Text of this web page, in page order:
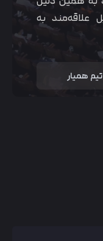
علاقه‌مند به
تیم همیار